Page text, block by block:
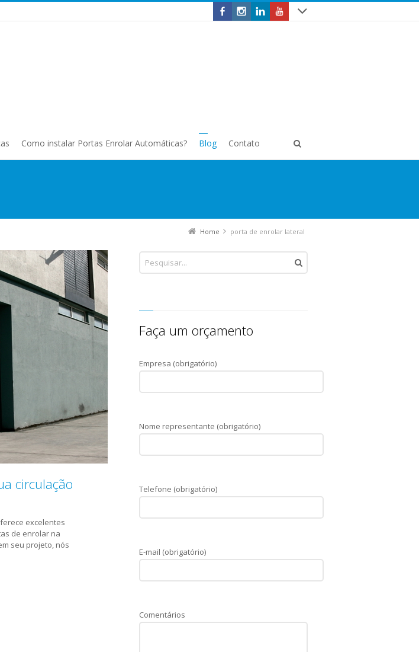
Como instalar Portas Enrolar Automáticas? Blog Contato
Home porta de enrolar lateral
circulação
excelentes
de enrolar na
seu projeto, nós
Faça um orçamento
Empresa (obrigatório)
Nome representante (obrigatório)
Telefone (obrigatório)
E-mail (obrigatório)
Comentários